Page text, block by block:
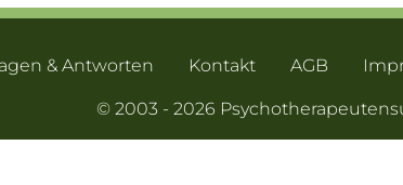
& Antworten Kontakt AGB
© 2003 - 2026